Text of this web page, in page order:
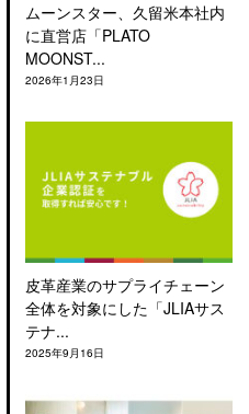
ムーンスター、久留米本社内
に直営店「PLATO
MOONST...
2026年1月23日
皮革産業のサプライチェーン
全体を対象にした「JLIAサス
テナ...
2025年9月16日